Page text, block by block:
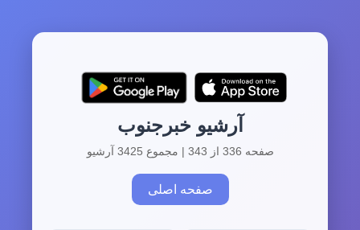
آرشیو خبرجنوب
صفحه 336 از 343 | مجموع 3425 آرشیو
صفحه اصلی